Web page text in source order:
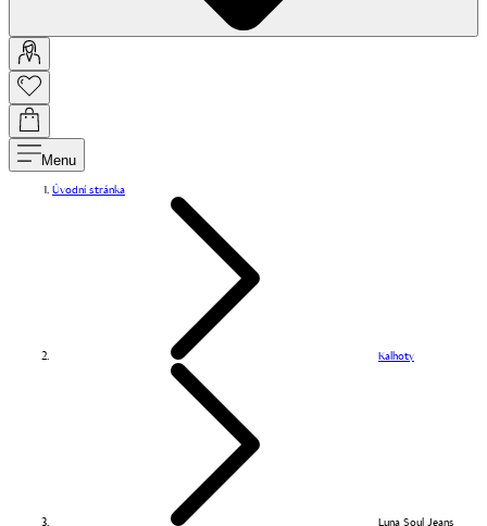
Menu
Úvodní stránka
Kalhoty
Luna Soul Jeans